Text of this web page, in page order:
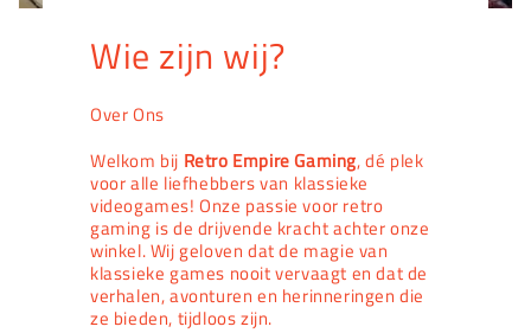
Wie zijn wij?
Over Ons
Welkom bij Retro Empire Gaming, dé plek
voor alle liefhebbers van klassieke
videogames! Onze passie voor retro
gaming is de drijvende kracht achter onze
winkel. Wij geloven dat de magie van
klassieke games nooit vervaagt en dat de
verhalen, avonturen en herinneringen die
ze bieden, tijdloos zijn.